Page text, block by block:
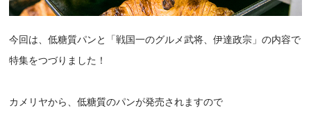
今回は、低糖質パンと「戦国一のグルメ武将、伊達政宗」の内容で
特集をつづりました！
カメリヤから、低糖質のパンが発売されますので